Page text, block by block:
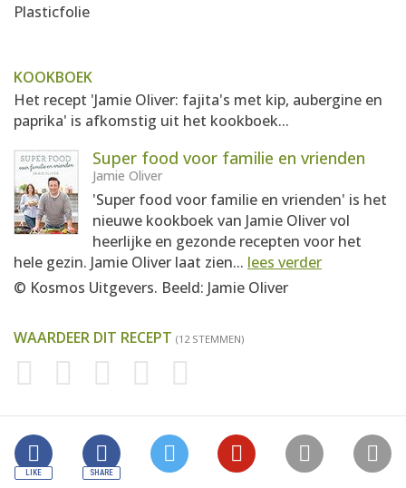
Plasticfolie
KOOKBOEK
Het recept 'Jamie Oliver: fajita's met kip, aubergine en
paprika' is afkomstig uit het kookboek...
Super food voor familie en vrienden
Jamie Oliver
'Super food voor familie en vrienden' is het
nieuwe kookboek van Jamie Oliver vol
heerlijke en gezonde recepten voor het
hele gezin. Jamie Oliver laat zien... lees verder
© Kosmos Uitgevers. Beeld: Jamie Oliver
WAARDEER DIT RECEPT (12 STEMMEN)